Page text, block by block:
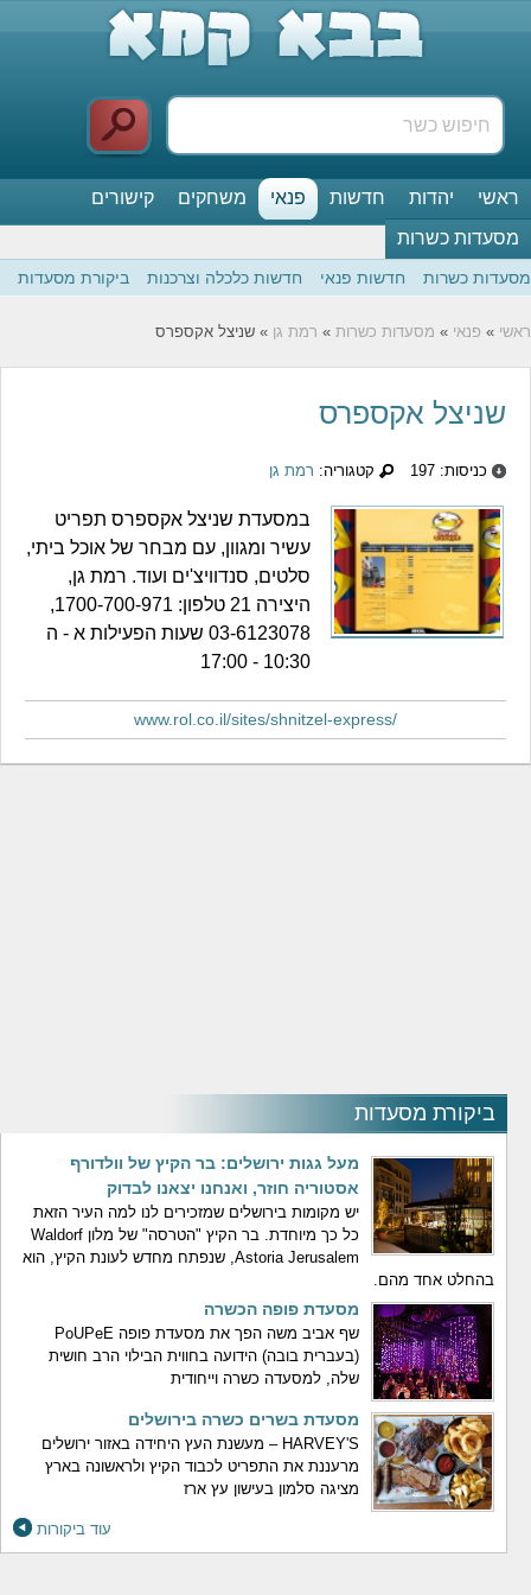
ראשי יהדות חדשות פנאי משחקים
קישורים
מסעדות כשרות
מסעדות כשרות חדשות פנאי חדשות כלכלה וצרכנות ביקורת מסעדות
ראשי » פנאי » מסעדות כשרות » רמת גן » שניצל אקספרס
ביקורת מסעדות
מעל גגות ירושלים: בר הקיץ של וולדורף
אסטוריה חוזר, ואנחנו יצאנו לבדוק
יש מקומות בירושלים שמזכירים לנו למה העיר הזאת
כל כך מיוחדת. בר הקיץ "הטרסה" של מלון Waldorf
Astoria Jerusalem, שנפתח מחדש לעונת הקיץ, הוא
בהחלט אחד מהם.
מסעדת פופה הכשרה
שף אביב משה הפך את מסעדת פופה PoUPeE
(בעברית בובה) הידועה בחווית הבילוי הרב חושית
שלה, למסעדה כשרה וייחודית
מסעדת בשרים כשרה בירושלים
HARVEY'S – מעשנת העץ היחידה באזור ירושלים
מרעננת את התפריט לכבוד הקיץ ולראשונה בארץ
מציגה סלמון בעישון עץ ארז
עוד ביקורות
שניצל אקספרס
כניסות: 197 קטגוריה: רמת גן
במסעדת שניצל אקספרס תפריט
עשיר ומגוון, עם מבחר של אוכל ביתי,
סלטים, סנדוויצ'ים ועוד. רמת גן,
היצירה 21 טלפון: 1700-700-971,
03-6123078 שעות הפעילות א - ה
10:30 - 17:00
www.rol.co.il/sites/shnitzel-express/